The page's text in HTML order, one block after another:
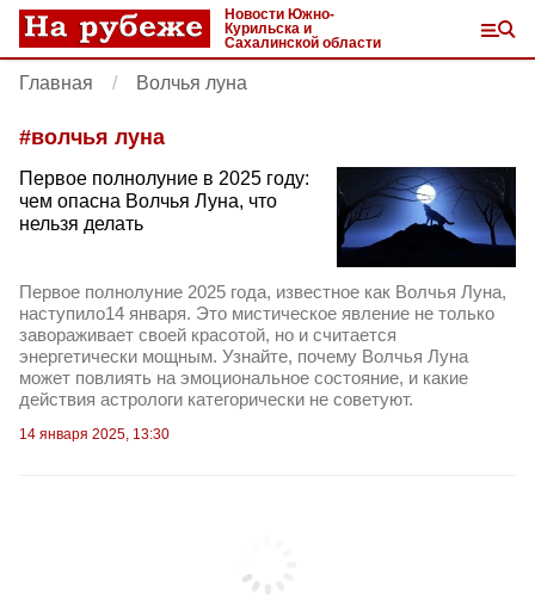
Новости Южно-
Курильска и
Сахалинской области
Главная Волчья луна
#волчья луна
Первое полнолуние в 2025 году:
чем опасна Волчья Луна, что
нельзя делать
Первое полнолуние 2025 года, известное как Волчья Луна,
наступило14 января. Это мистическое явление не только
завораживает своей красотой, но и считается
энергетически мощным. Узнайте, почему Волчья Луна
может повлиять на эмоциональное состояние, и какие
действия астрологи категорически не советуют.
14 января 2025, 13:30